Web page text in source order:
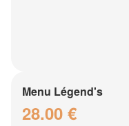
Menu Légend's
28.00 €